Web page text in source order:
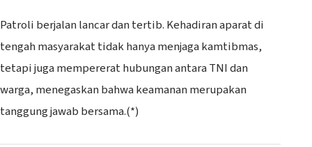
Patroli berjalan lancar dan tertib. Kehadiran aparat di
tengah masyarakat tidak hanya menjaga kamtibmas,
tetapi juga mempererat hubungan antara TNI dan
warga, menegaskan bahwa keamanan merupakan
tanggung jawab bersama.(*)